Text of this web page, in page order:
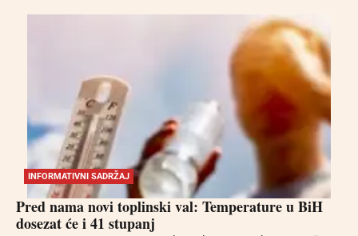
INFORMATIVNI SADRŽAJ
Pred nama novi toplinski val: Temperature u BiH
dosezat će i 41 stupanj